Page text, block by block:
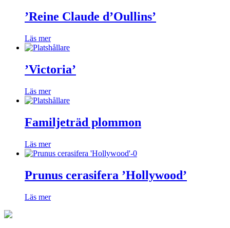
’Reine Claude d’Oullins’
Läs mer
’Victoria’
Läs mer
Familjeträd plommon
Läs mer
Prunus cerasifera ’Hollywood’
Läs mer